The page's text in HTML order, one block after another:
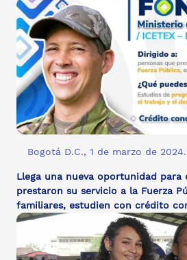
Bogotá D.C., 1 de marzo de 2024.
Llega una nueva oportunidad para
prestaron su servicio a la Fuerza
familiares, estudien con crédito